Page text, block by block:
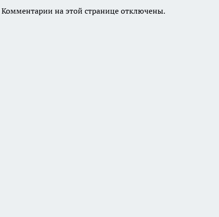
Комментарии на этой странице отключены.